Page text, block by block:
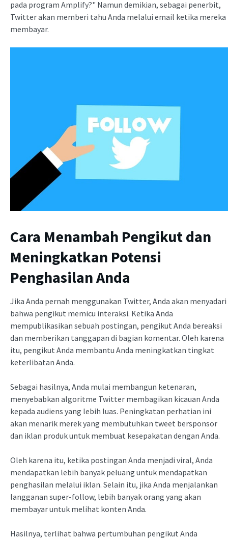
pada program Amplify?" Namun demikian, sebagai penerbit,
Twitter akan memberi tahu Anda melalui email ketika mereka
membayar.
Cara Menambah Pengikut dan
Meningkatkan Potensi
Penghasilan Anda
Jika Anda pernah menggunakan Twitter, Anda akan menyadari
bahwa pengikut memicu interaksi. Ketika Anda
mempublikasikan sebuah postingan, pengikut Anda bereaksi
dan memberikan tanggapan di bagian komentar. Oleh karena
itu, pengikut Anda membantu Anda meningkatkan tingkat
keterlibatan Anda.
Sebagai hasilnya, Anda mulai membangun ketenaran,
menyebabkan algoritme Twitter membagikan kicauan Anda
kepada audiens yang lebih luas. Peningkatan perhatian ini
akan menarik merek yang membutuhkan tweet bersponsor
dan iklan produk untuk membuat kesepakatan dengan Anda.
Oleh karena itu, ketika postingan Anda menjadi viral, Anda
mendapatkan lebih banyak peluang untuk mendapatkan
penghasilan melalui iklan. Selain itu, jika Anda menjalankan
langganan super-follow, lebih banyak orang yang akan
membayar untuk melihat konten Anda.
Hasilnya, terlihat bahwa pertumbuhan pengikut Anda